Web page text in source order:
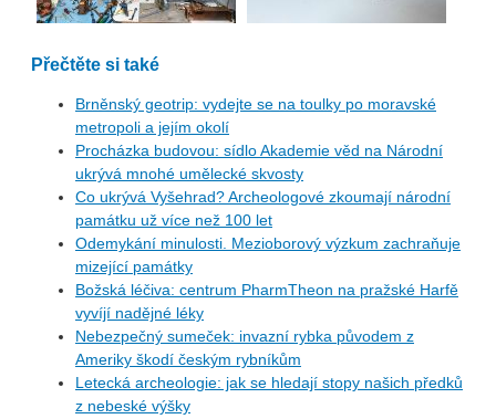
Přečtěte si také
Brněnský geotrip: vydejte se na toulky po moravské
metropoli a jejím okolí
Procházka budovou: sídlo Akademie věd na Národní
ukrývá mnohé umělecké skvosty
Co ukrývá Vyšehrad? Archeologové zkoumají národní
památku už více než 100 let
Odemykání minulosti. Mezioborový výzkum zachraňuje
mizející památky
Božská léčiva: centrum PharmTheon na pražské Harfě
vyvíjí nadějné léky
Nebezpečný sumeček: invazní rybka původem z
Ameriky škodí českým rybníkům
Letecká archeologie: jak se hledají stopy našich předků
z nebeské výšky